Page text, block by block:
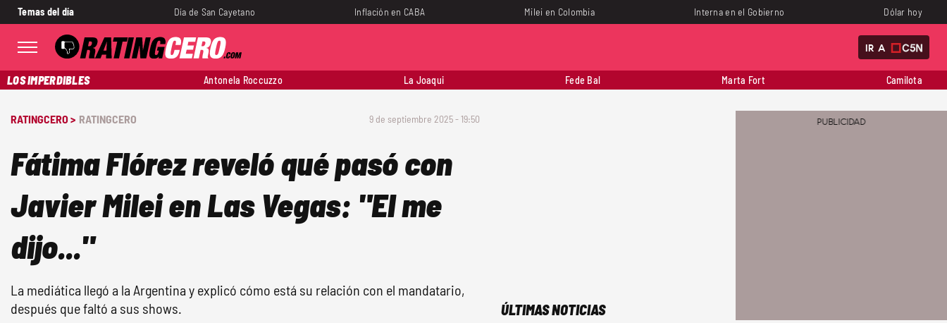
Temas del día Día de San Cayetano Inflación en CABA Milei en Colombia Interna en el Gobierno Dólar hoy
IR A
LOS IMPERDIBLES Antonela Roccuzzo La Joaqui Fede Bal Marta Fort Camilota
RATINGCERO > RATINGCERO 9 de septiembre 2025 - 19:50
Fátima Flórez reveló qué pasó con
Javier Milei en Las Vegas: "El me
dijo..."
La mediática llegó a la Argentina y explicó cómo está su relación con el mandatario,
después que faltó a sus shows.
ÚLTIMAS NOTICIAS